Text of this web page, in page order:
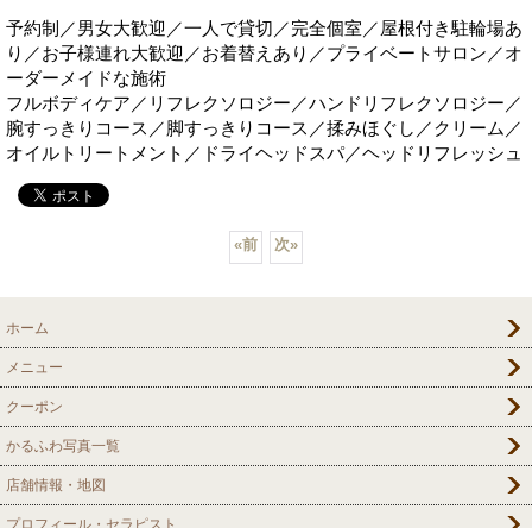
予約制／男女大歓迎／一人で貸切／完全個室／屋根付き駐輪場あ
り／お子様連れ大歓迎／お着替えあり／プライベートサロン／オ
ーダーメイドな施術
フルボディケア／リフレクソロジー／ハンドリフレクソロジー／
腕すっきりコース／脚すっきりコース／揉みほぐし／クリーム／
オイルトリートメント／ドライヘッドスパ／ヘッドリフレッシュ
«前 次»
ホーム
メニュー
クーポン
かるふわ写真一覧
店舗情報・地図
プロフィール・セラピスト